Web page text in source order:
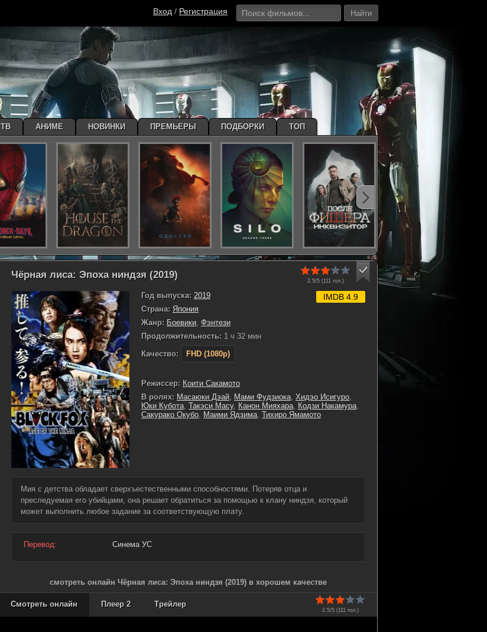
Вход / Регистрация Найти
Чёрная лиса: Эпоха ниндзя (2019)
2.5/5 (111гол.)
Год выпуска: 2019
Страна: Япония
Жанр: Боевики, Фэнтези
Продолжительность: 1 ч 32 мин
Качество:
FHD (1080p)
IMDB 4.9
Режиссер: Коити Сакамото
В ролях: Масаюки Дэай, Мами Фудзиока, Хидэо Исигуро,
Юки Кубота, Такэси Масу, Канон Мияхара, Кодзи Накамура,
Сакурако Окубо, Маими Ядзима, Тихиро Ямамото
Мия с детства обладает сверхъестественными способностями. Потеряв отца и
преследуемая его убийцами, она решает обратиться за помощью к клану ниндзя, который
может выполнить любое задание за соответствующую плату.
Перевод: Синема УС
смотреть онлайн Чёрная лиса: Эпоха ниндзя (2019) в хорошем качестве
2.5/5 (111гол.)
Смотреть онлайн Плеер 2 Трейлер
ТВ АНИМЕ НОВИНКИ ПРЕМЬЕРЫ ПОДБОРКИ ТОП